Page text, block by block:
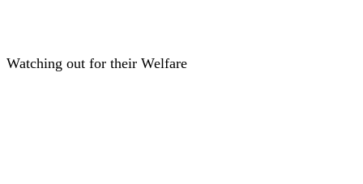
Watching out for their Welfare